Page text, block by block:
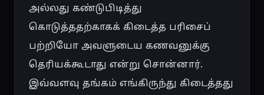
அல்லது கண்டுபிடித்து
கொடுத்ததற்காகக் கிடைத்த பரிசைப்
பற்றியோ அவளுடைய கணவனுக்கு
தெரியக்கூடாது என்று சொன்னார்.
இவ்வளவு தங்கம் எங்கிருந்து கிடைத்தது